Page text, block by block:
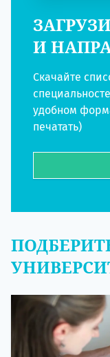
И
Скачайте
удобном
печатать)